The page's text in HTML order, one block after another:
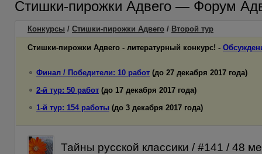
Стишки-пирожки Адвего — Форум
Конкурсы / Стишки-пирожки Адвего / Второй тур
Стишки-пирожки Адвего - литературный конкурс! -
Финал / Победители: 10 работ (до 27 декабря 2017 года)
2-й тур: 50 работ (до 17 декабря 2017 года)
1-й тур: 154 работы (до 3 декабря 2017 года)
Тайны русской классики / #141 / 48